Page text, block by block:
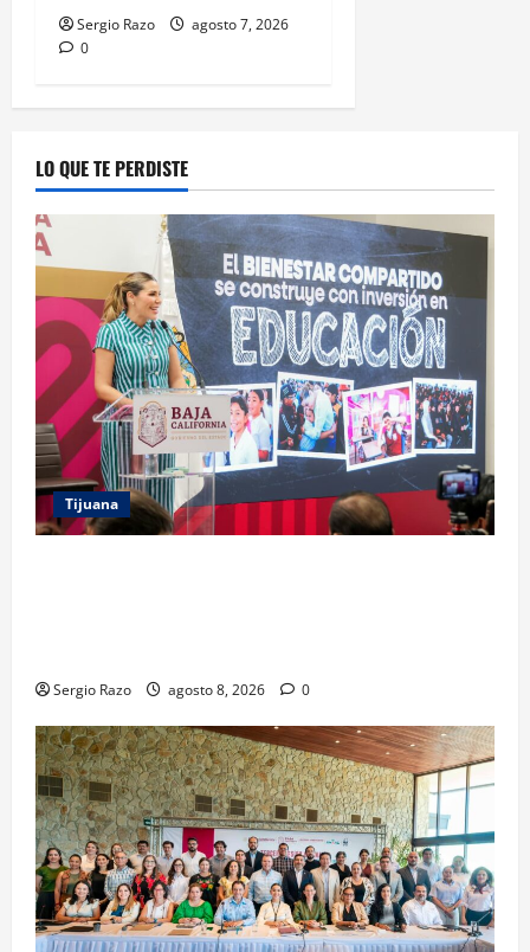
Sergio Razo
agosto 7, 2026
0
LO QUE TE PERDISTE
Tijuana
Sergio Razo agosto 8, 2026 0